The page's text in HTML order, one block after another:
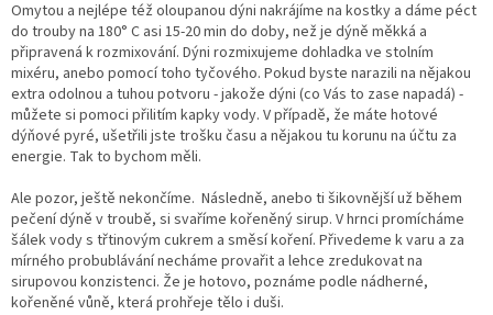
Omytou a nejlépe též oloupanou dýni nakrájíme na kostky a dáme péct
do trouby na 180° C asi 15-20 min do doby, než je dýně měkká a
připravená k rozmixování. Dýni rozmixujeme dohladka ve stolním
mixéru, anebo pomocí toho tyčového. Pokud byste narazili na nějakou
extra odolnou a tuhou potvoru - jakože dýni (co Vás to zase napadá) -
můžete si pomoci přilitím kapky vody. V případě, že máte hotové
dýňové pyré, ušetřili jste trošku času a nějakou tu korunu na účtu za
energie. Tak to bychom měli.
Ale pozor, ještě nekončíme. Následně, anebo ti šikovnější už během
pečení dýně v troubě, si svaříme kořeněný sirup. V hrnci promícháme
šálek vody s třtinovým cukrem a směsí koření. Přivedeme k varu a za
mírného probublávání necháme provařit a lehce zredukovat na
sirupovou konzistenci. Že je hotovo, poznáme podle nádherné,
kořeněné vůně, která prohřeje tělo i duši.